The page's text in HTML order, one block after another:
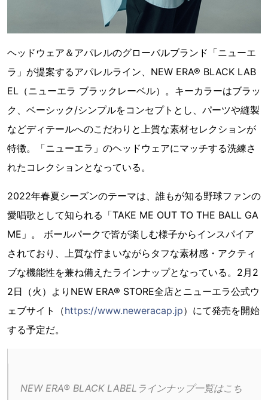
ヘッドウェア＆アパレルのグローバルブランド「ニューエ
ラ」が提案するアパレルライン、NEW ERA® BLACK LAB
EL（ニューエラ ブラックレーベル）。キーカラーはブラッ
ク、ベーシック/シンプルをコンセプトとし、パーツや縫製
などディテールへのこだわりと上質な素材セレクションが
特徴。「ニューエラ」のヘッドウェアにマッチする洗練さ
れたコレクションとなっている。
2022年春夏シーズンのテーマは、誰もが知る野球ファンの
愛唱歌として知られる「TAKE ME OUT TO THE BALL GA
ME」。 ボールパークで皆が楽しむ様子からインスパイア
されており、上質な佇まいながらタフな素材感・アクティ
ブな機能性を兼ね備えたラインナップとなっている。2月2
2日（火）よりNEW ERA® STORE全店とニューエラ公式ウ
ェブサイト（https://www.neweracap.jp）にて発売を開始
する予定だ。
NEW ERA® BLACK LABELラインナップ一覧はこち